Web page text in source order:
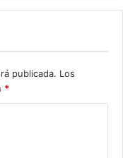
publicada. Los
*